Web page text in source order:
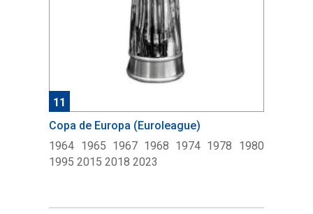
11
Copa de Europa (Euroleague)
1964 1965 1967 1968 1974 1978 1980
1995 2015 2018 2023